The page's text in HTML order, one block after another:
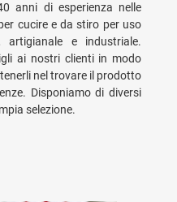
anni di esperienza nelle
cucire e da stiro per uso
artigianale e industriale.
ai nostri clienti in modo
nel trovare il prodotto
Disponiamo di diversi
selezione.